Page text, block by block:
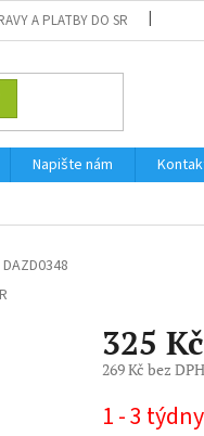
A PLATBY DO SR
Napište nám
DAZD0348
325 Kč
269 Kč bez DPH
cena:
1 - 3 týdny